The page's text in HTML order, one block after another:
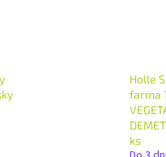
Holle
farma
ks